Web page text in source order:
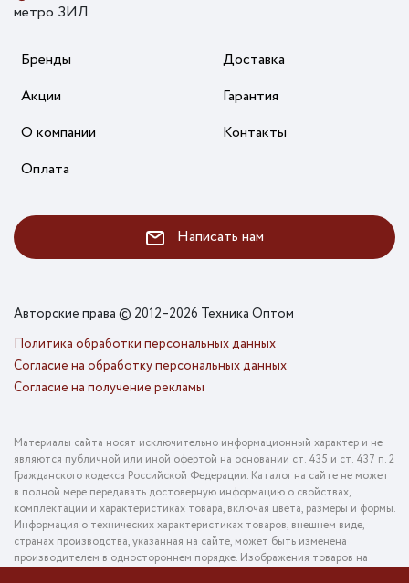
метро ЗИЛ
Бренды
Акции
О компании
Оплата
Доставка
Гарантия
Контакты
Написать нам
Авторские права © 2012–2026 Техника Оптом
Политика обработки персональных данных
Согласие на обработку персональных данных
Согласие на получение рекламы
Материалы сайта носят исключительно информационный характер и не
являются публичной или иной офертой на основании ст. 435 и ст. 437 п. 2
Гражданского кодекса Российской Федерации. Каталог на сайте не может
в полной мере передавать достоверную информацию о свойствах,
комплектации и характеристиках товара, включая цвета, размеры и формы.
Информация о технических характеристиках товаров, внешнем виде,
странах производства, указанная на сайте, может быть изменена
производителем в одностороннем порядке. Изображения товаров на